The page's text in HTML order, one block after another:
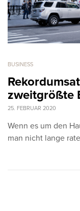
BUSINESS
zweitgrößte
25. FEBRUAR 2020
Wenn es um den
man nicht lange